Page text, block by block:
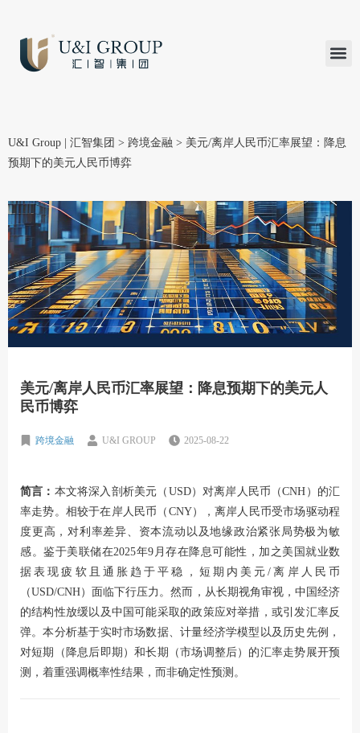
U&I Group | 汇智集团 > 跨境金融 > 美元/离岸人民币汇率展望：降息
预期下的美元人民币博弈
美元/离岸人民币汇率展望：降息预期下的美元人
民币博弈
跨境金融 U&I GROUP 2025-08-22
简言： 本文将深入剖析美元（USD）对离岸人民币（CNH）的汇
率走势。相较于在岸人民币（CNY），离岸人民币受市场驱动程
度更高，对利率差异、资本流动以及地缘政治紧张局势极为敏
感。鉴于美联储在2025年9月存在降息可能性，加之美国就业数
据表现疲软且通胀趋于平稳，短期内美元/离岸人民币
（USD/CNH）面临下行压力。然而，从长期视角审视，中国经济
的结构性放缓以及中国可能采取的政策应对举措，或引发汇率反
弹。本分析基于实时市场数据、计量经济学模型以及历史先例，
对短期（降息后即期）和长期（市场调整后）的汇率走势展开预
测，着重强调概率性结果，而非确定性预测。